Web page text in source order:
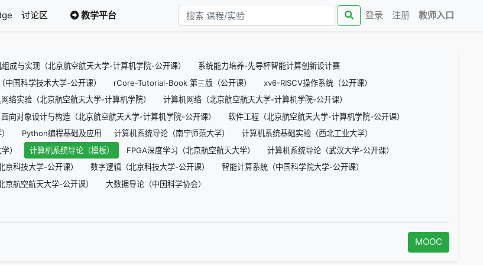
讨论区 教学平台 登录 注册 教师入口
成与实现（北京航空航天大学-计算机学院-公开课）
系统能力培养-先导杯智能计算创新设计赛
中国科学技术大学-公开课） rCore-Tutorial-Book 第三版（公开课）
xv6-RISCV操作系统（公开课）
络实验（北京航空航天大学-计算机学院）
计算机网络（北京航空航天大学-计算机学院-公开课）
面向对象设计与构造（北京航空航天大学-计算机学院-公开课）
软件工程（北京航空航天大学-计算机学院-公开课）
Python编程基础及应用 计算机系统导论（南宁师范大学）
计算机系统基础实验（西北工业大学）
） 计算机系统导论（模板） FPGA深度学习（北京航空航天大学）
计算机系统导论（武汉大学-公开课）
京科技大学-公开课） 数字逻辑（北京科技大学-公开课）
智能计算系统（中国科学院大学-公开课）
京航空航天大学-公开课） 大数据导论（中国科学协会）
MOOC